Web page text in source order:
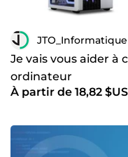
JTO_Informatique
Je vais vous aider
ordinateur
À partir de 18,82 $US